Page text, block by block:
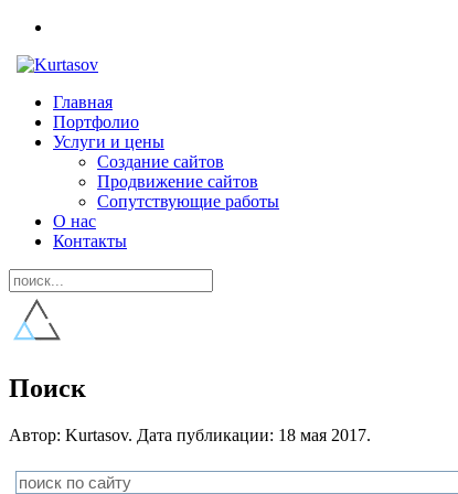
Главная
Портфолио
Услуги и цены
Создание сайтов
Продвижение сайтов
Сопутствующие работы
О нас
Контакты
Поиск
Автор: Kurtasov. Дата публикации: 18 мая 2017.